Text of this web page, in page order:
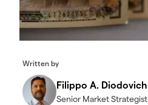
Written by
Filippo A. Diodovich
Senior Market Strategist